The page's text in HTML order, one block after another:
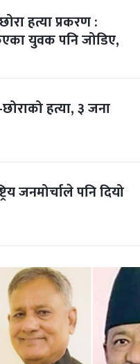
हत्या प्रकरण :
युवक पनि जोडिए,
हत्या, ३ जना
जनमोर्चाले पनि दियो